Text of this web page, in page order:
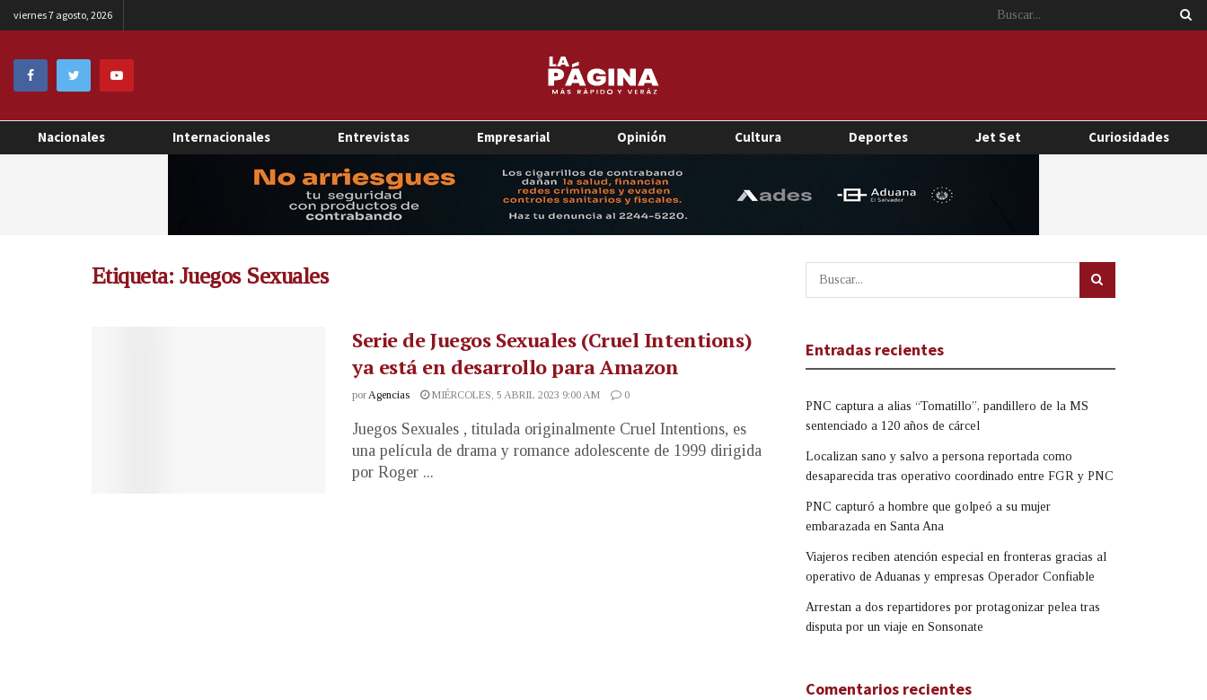
viernes 7 agosto, 2026
Nacionales Internacionales Entrevistas Empresarial Opinión Cultura Deportes Jet Set Curiosidades
Etiqueta: Juegos Sexuales
Serie de Juegos Sexuales (Cruel Intentions)
ya está en desarrollo para Amazon
porAgencias MIÉRCOLES, 5 ABRIL 2023 9:00 AM 0
Juegos Sexuales , titulada originalmente Cruel Intentions, es
una película de drama y romance adolescente de 1999 dirigida
por Roger ...
Entradas recientes
PNC captura a alias “Tomatillo”, pandillero de la MS
sentenciado a 120 años de cárcel
Localizan sano y salvo a persona reportada como
desaparecida tras operativo coordinado entre FGR y PNC
PNC capturó a hombre que golpeó a su mujer
embarazada en Santa Ana
Viajeros reciben atención especial en fronteras gracias al
operativo de Aduanas y empresas Operador Confiable
Arrestan a dos repartidores por protagonizar pelea tras
disputa por un viaje en Sonsonate
Comentarios recientes